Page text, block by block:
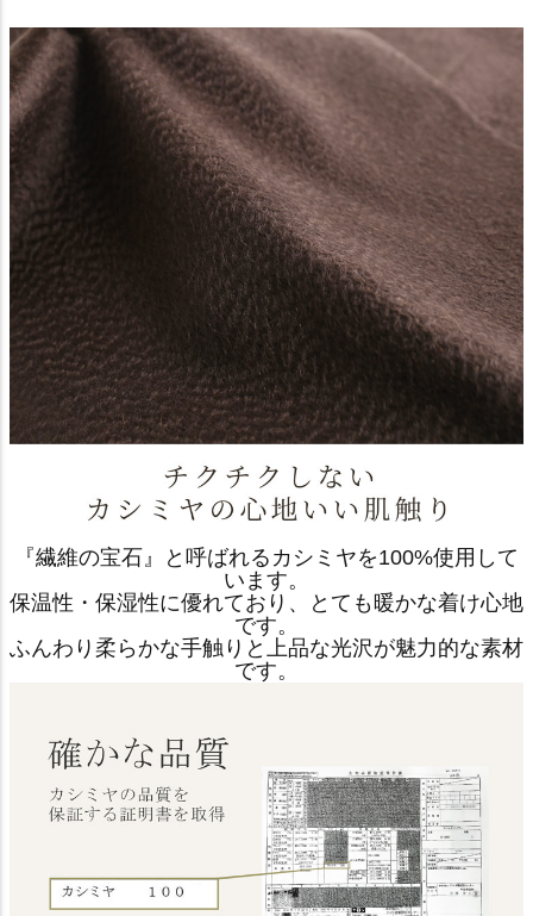
『繊維の宝石』と呼ばれるカシミヤを100%使用して
います。
保温性・保湿性に優れており、とても暖かな着け心地
です。
ふんわり柔らかな手触りと上品な光沢が魅力的な素材
です。